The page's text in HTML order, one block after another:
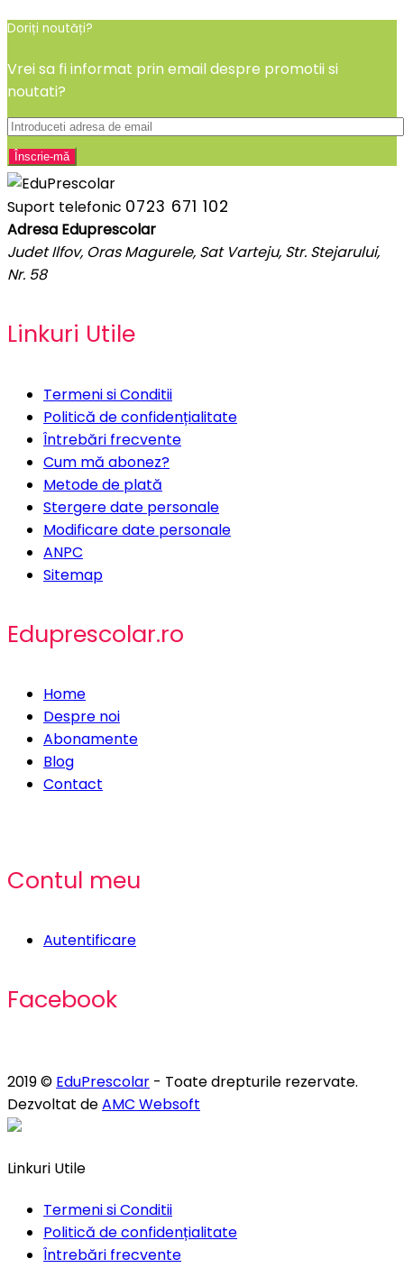
Doriți noutăți?
Vrei sa fi informat prin email despre promotii si
noutati?
Suport telefonic 0723 671 102
Adresa Eduprescolar
Judet Ilfov, Oras Magurele, Sat Varteju, Str. Stejarului,
Nr. 58
Linkuri Utile
Termeni si Conditii
Politică de confidențialitate
Întrebări frecvente
Cum mă abonez?
Metode de plată
Stergere date personale
Modificare date personale
ANPC
Sitemap
Eduprescolar.ro
Home
Despre noi
Abonamente
Blog
Contact
Contul meu
Autentificare
Facebook
2019 © EduPrescolar - Toate drepturile rezervate.
Dezvoltat deAMC Websoft
Linkuri Utile
Termeni si Conditii
Politică de confidențialitate
Întrebări frecvente